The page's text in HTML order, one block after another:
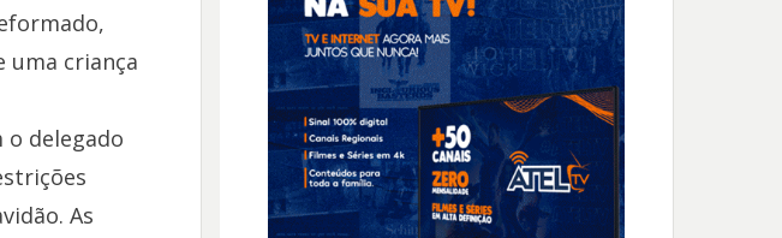
uma criança
o delegado
As